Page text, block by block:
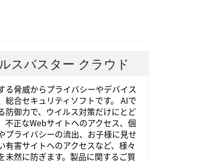
スバスター クラウド
る脅威からプライバシーやデバイス
総合セキュリティソフトです。 AIで
防御力で、ウイルス対策だけにとど
不正なWebサイトへのアクセス、個
プライバシーの流出、お子様に見せ
有害サイトへのアクセスなど、様々
未然に防ぎます。製品に関するご質